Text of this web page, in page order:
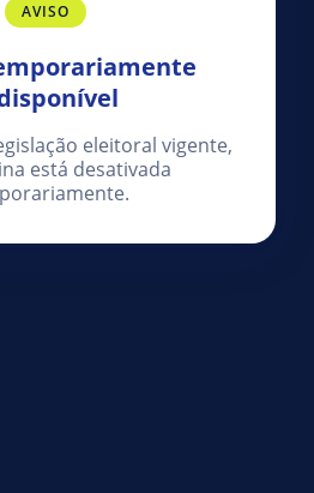
AVISO
eleitoral vigente,
está desativada